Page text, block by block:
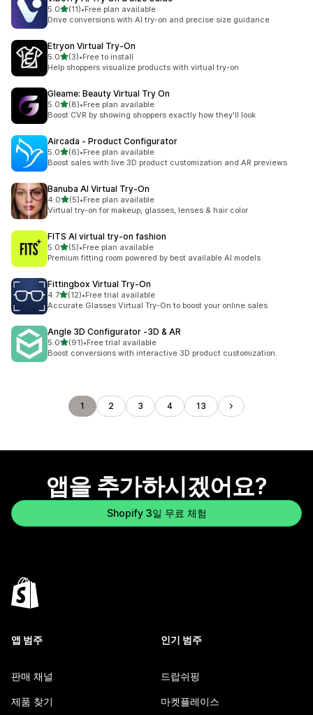
5.0별 5개 중
(11)
총 리뷰 11개
•Free plan available
Drive conversions with AI try-on and precise size guidance
Etryon Virtual Try‑On
5.0별 5개 중
(3)
총 리뷰 3개
•Free to install
Help shoppers visualize products with virtual try-on
Gleame: Beauty Virtual Try On
5.0별 5개 중
(8)
총 리뷰 8개
•Free plan available
Boost CVR by showing shoppers exactly how they'll look
Aircada ‑ Product Configurator
5.0별 5개 중
(6)
총 리뷰 6개
•Free plan available
Boost sales with live 3D product customization and AR previews
Banuba AI Virtual Try‑On
4.0별 5개 중
(5)
총 리뷰 5개
•Free plan available
Virtual try-on for makeup, glasses, lenses & hair color
FITS AI virtual try‑on fashion
5.0별 5개 중
(5)
총 리뷰 5개
•Free plan available
Premium fitting room powered by best available AI models
Fittingbox Virtual Try‑On
4.7별 5개 중
(12)
총 리뷰 12개
•Free trial available
Accurate Glasses Virtual Try-On to boost your online sales
Angle 3D Configurator ‑3D & AR
5.0별 5개 중
(91)
총 리뷰 91개
•Free trial available
Boost conversions with interactive 3D product customization.
1 2 3 4 13
앱을 추가하시겠어요?
Shopify 3일 무료 체험
앱 범주
판매 채널
제품 찾기
인기 범주
드랍쉬핑
마켓플레이스